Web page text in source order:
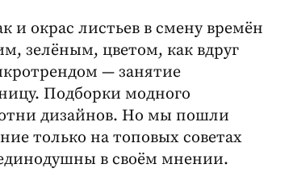
окрас листьев в смену времён
зелёным, цветом, как вдруг
— занятие
Подборки модного
дизайнов. Но мы пошли
только на топовых советах
в своём мнении.